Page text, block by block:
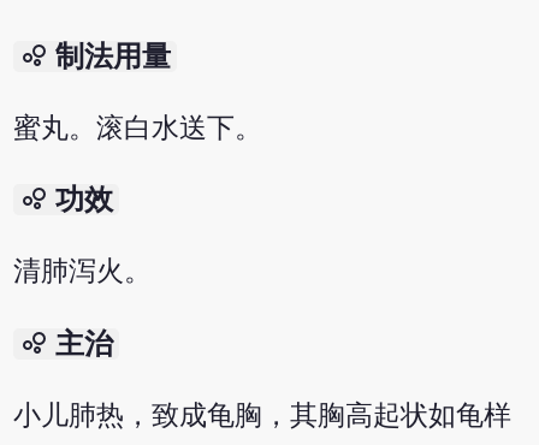
bubble_chart 制法用量
蜜丸。滚白水送下。
bubble_chart 功效
清肺泻火。
bubble_chart 主治
小儿肺热，致成龟胸，其胸高起状如龟样